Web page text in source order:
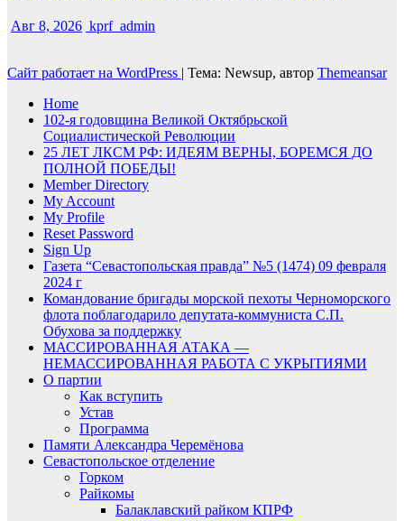
Авг 8, 2026 kprf_admin
Сайт работает на WordPress | Тема: Newsup, автор Themeansar
Home
102-я годовщина Великой Октябрьской
Социалистической Революции
25 ЛЕТ ЛКСМ РФ: ИДЕЯМ ВЕРНЫ, БОРЕМСЯ ДО
ПОЛНОЙ ПОБЕДЫ!
Member Directory
My Account
My Profile
Reset Password
Sign Up
Газета “Севастопольская правда” №5 (1474) 09 февраля
2024 г
Командование бригады морской пехоты Черноморского
флота поблагодарило депутата-коммуниста С.П.
Обухова за поддержку
МАССИРОВАННАЯ АТАКА —
НЕМАССИРОВАННАЯ РАБОТА С УКРЫТИЯМИ
О партии
Как вступить
Устав
Программа
Памяти Александра Черемёнова
Севастопольское отделение
Горком
Райкомы
Балаклавский райком КПРФ